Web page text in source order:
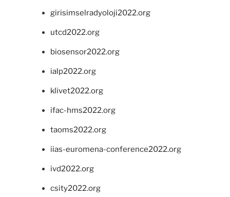
girisimselradyoloji2022.org
utcd2022.org
biosensor2022.org
ialp2022.org
klivet2022.org
ifac-hms2022.org
taoms2022.org
iias-euromena-conference2022.org
ivd2022.org
csity2022.org